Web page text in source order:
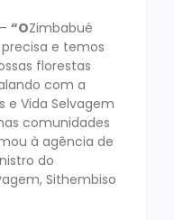
– “OZimbabué
e temos
florestas
com a
e Vida Selvagem
comunidades
à agência de
do
Sithembiso